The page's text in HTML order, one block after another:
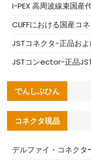
I-PEX 高周波線束国産
CLIFFにおける国産コ
でんしぶひん
コネクタ現品
デルファイ・コネクタ